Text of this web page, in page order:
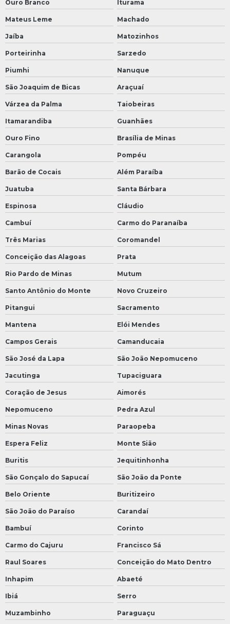
Ouro Branco Iturama
Mateus Leme Machado
Jaíba Matozinhos
Porteirinha Sarzedo
Piumhi Nanuque
São Joaquim de Bicas Araçuaí
Várzea da Palma Taiobeiras
Itamarandiba Guanhães
Ouro Fino Brasília de Minas
Carangola Pompéu
Barão de Cocais Além Paraíba
Juatuba Santa Bárbara
Espinosa Cláudio
Cambuí Carmo do Paranaíba
Três Marias Coromandel
Conceição das Alagoas Prata
Rio Pardo de Minas Mutum
Santo Antônio do Monte Novo Cruzeiro
Pitangui Sacramento
Mantena Elói Mendes
Campos Gerais Camanducaia
São José da Lapa São João Nepomuceno
Jacutinga Tupaciguara
Coração de Jesus Aimorés
Nepomuceno Pedra Azul
Minas Novas Paraopeba
Espera Feliz Monte Sião
Buritis Jequitinhonha
São Gonçalo do Sapucaí São João da Ponte
Belo Oriente Buritizeiro
São João do Paraíso Carandaí
Bambuí Corinto
Carmo do Cajuru Francisco Sá
Raul Soares Conceição do Mato Dentro
Inhapim Abaeté
Ibiá Serro
Muzambinho Paraguaçu